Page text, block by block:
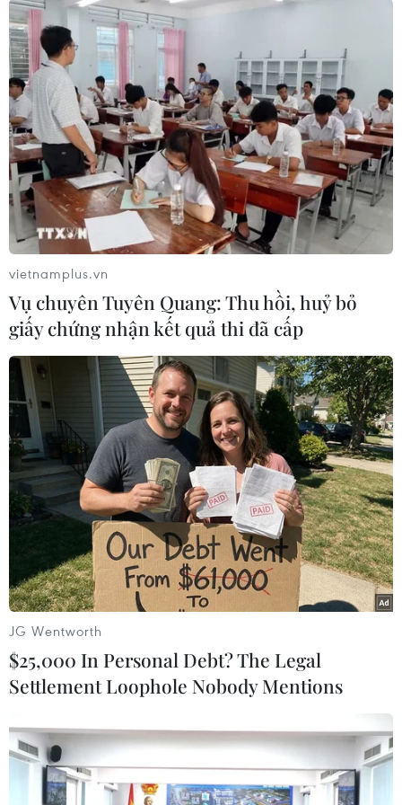
các sản phẩm bao gồm Apple Watch và
AirPods./.
(Vietnam+)
#Apple #Mac Pro #Máy tính
#Linh kiện máy tính
#Thuế quan
Mỹ
Theo dõi VietnamPlus
TIN LIÊN QUAN
vietnamplus.vn
Vụ chuyên Tuyên Quang: Thu hồi, huỷ bỏ
giấy chứng nhận kết quả thi đã cấp
JG Wentworth
$25,000 In Personal Debt? The Legal
Settlement Loophole Nobody Mentions